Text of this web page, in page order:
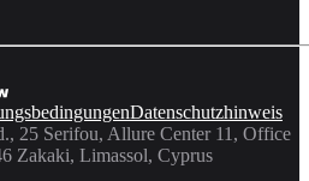
Datenschutzhinweis
25 Serifou, Allure Center 11, Office
Zakaki, Limassol, Cyprus